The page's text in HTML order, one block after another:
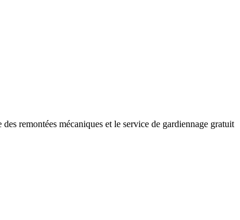
remontées mécaniques et le service de gardiennage gratuit